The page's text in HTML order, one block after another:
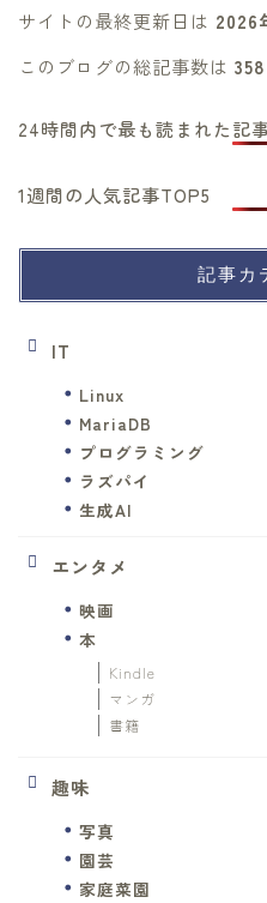
サイトの最終更新日は 2026
このブログの総記事数は
24時間内で最も読まれた記
1週間の人気記事TOP5
記事カ
IT
Linux
MariaDB
プログラミング
ラズパイ
生成AI
エンタメ
映画
本
Kindle
マンガ
書籍
趣味
写真
園芸
家庭菜園